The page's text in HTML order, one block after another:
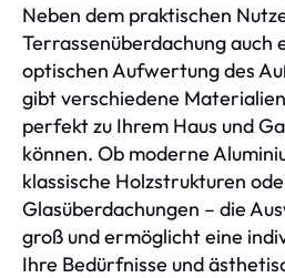
Neben dem praktischen
Terrassenüberdachung auch
optischen Aufwertung des
gibt verschiedene
perfekt zu Ihrem Haus und
können. Ob moderne
klassische Holzstrukturen
Glasüberdachungen – die
groß und ermöglicht eine
Ihre Bedürfnisse und